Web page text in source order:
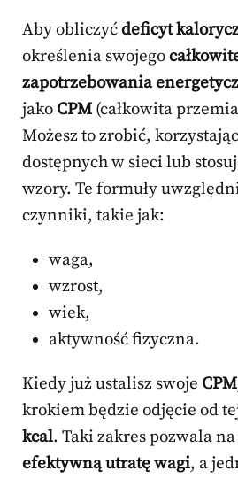
Aby obliczyćdeficyt
określenia swojego
zapotrzebowania
jako CPM (całkowita
Możesz to zrobić,
dostępnych w sieci lub
wzory. Te formuły
czynniki, takie jak:
waga,
wzrost,
wiek,
aktywność fizyczna.
Kiedy już ustalisz swoje CPM
krokiem będzie odjęcie od
kcal. Taki zakres pozwala na
efektywną utratę wagi, a